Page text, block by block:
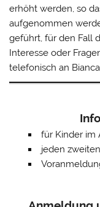
erhöht werden, so
aufgenommen
geführt, für den Fall
Interesse oder
telefonisch an
für Kinder im
jeden